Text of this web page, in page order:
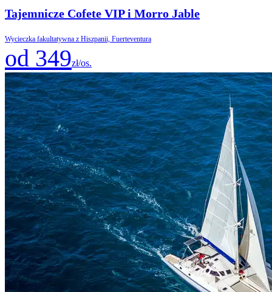
Tajemnicze Cofete VIP i Morro Jable
Wycieczka fakultatywna z Hiszpanii, Fuerteventura
od 349zł/os.